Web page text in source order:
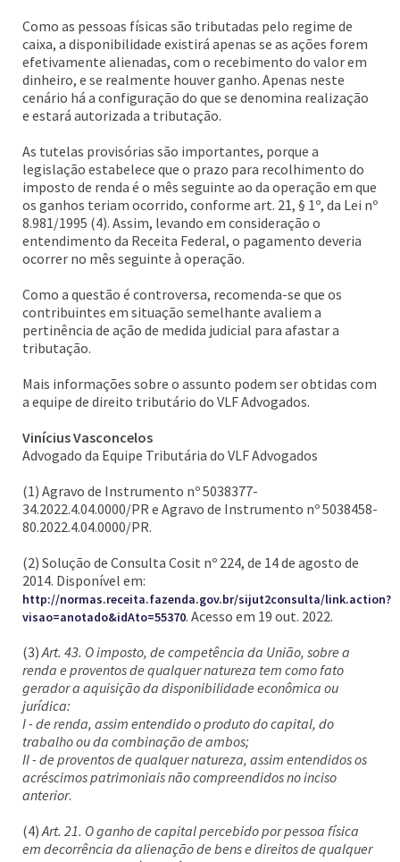
Como as pessoas físicas são tributadas pelo regime de
caixa, a disponibilidade existirá apenas se as ações forem
efetivamente alienadas, com o recebimento do valor em
dinheiro, e se realmente houver ganho. Apenas neste
cenário há a configuração do que se denomina realização
e estará autorizada a tributação.
As tutelas provisórias são importantes, porque a
legislação estabelece que o prazo para recolhimento do
imposto de renda é o mês seguinte ao da operação em que
os ganhos teriam ocorrido, conforme art. 21, § 1º, da Lei nº
8.981/1995 (4). Assim, levando em consideração o
entendimento da Receita Federal, o pagamento deveria
ocorrer no mês seguinte à operação.
Como a questão é controversa, recomenda-se que os
contribuintes em situação semelhante avaliem a
pertinência de ação de medida judicial para afastar a
tributação.
Mais informações sobre o assunto podem ser obtidas com
a equipe de direito tributário do VLF Advogados.
Vinícius Vasconcelos
Advogado da Equipe Tributária do VLF Advogados
(1) Agravo de Instrumento nº 5038377-
34.2022.4.04.0000/PR e Agravo de Instrumento nº 5038458-
80.2022.4.04.0000/PR.
(2) Solução de Consulta Cosit nº 224, de 14 de agosto de
2014. Disponível em:
http://normas.receita.fazenda.gov.br/sijut2consulta/link.action?
visao=anotado&idAto=55370. Acesso em 19 out. 2022.
(3)Art. 43. O imposto, de competência da União, sobre a
renda e proventos de qualquer natureza tem como fato
gerador a aquisição da disponibilidade econômica ou
jurídica:
I - de renda, assim entendido o produto do capital, do
trabalho ou da combinação de ambos;
II - de proventos de qualquer natureza, assim entendidos os
acréscimos patrimoniais não compreendidos no inciso
anterior.
(4)Art. 21. O ganho de capital percebido por pessoa física
em decorrência da alienação de bens e direitos de qualquer